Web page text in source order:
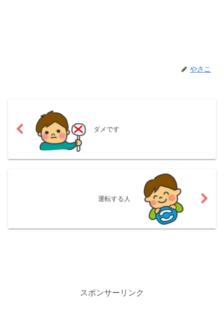
やさこ
ダメです
運転する人
スポンサーリンク